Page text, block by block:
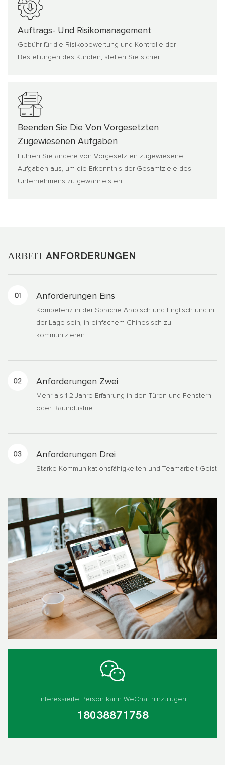
Auftrags- Und Risikomanagement
Gebühr für die Risikobewertung und Kontrolle der
Bestellungen des Kunden, stellen Sie sicher
Beenden Sie Die Von Vorgesetzten
Zugewiesenen Aufgaben
Führen Sie andere von Vorgesetzten zugewiesene
Aufgaben aus, um die Erkenntnis der Gesamtziele des
Unternehmens zu gewährleisten
ARBEIT ANFORDERUNGEN
Anforderungen Eins
Kompetenz in der Sprache Arabisch und Englisch und in
der Lage sein, in einfachem Chinesisch zu
kommunizieren
Anforderungen Zwei
Mehr als 1-2 Jahre Erfahrung in den Türen und Fenstern
oder Bauindustrie
Anforderungen Drei
Starke Kommunikationsfähigkeiten und Teamarbeit Geist
Interessierte Person kann WeChat hinzufügen
18038871758